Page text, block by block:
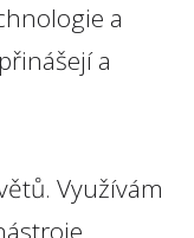
a
a
Využívám